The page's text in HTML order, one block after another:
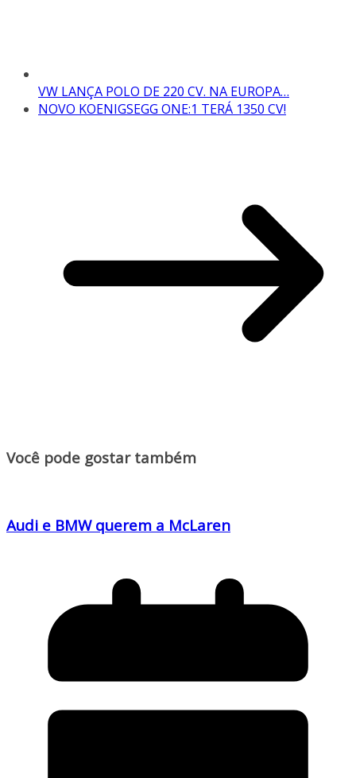
VW LANÇA POLO DE 220 CV. NA EUROPA…
NOVO KOENIGSEGG ONE:1 TERÁ 1350 CV!
Você pode gostar também
Audi e BMW querem a McLaren